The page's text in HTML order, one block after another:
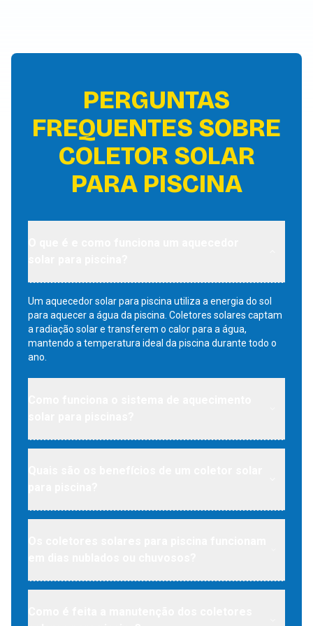
PERGUNTAS
FREQUENTES SOBRE
COLETOR SOLAR
PARA PISCINA
Um aquecedor solar para piscina utiliza a energia do sol
para aquecer a água da piscina. Coletores solares captam
a radiação solar e transferem o calor para a água,
mantendo a temperatura ideal da piscina durante todo o
ano.